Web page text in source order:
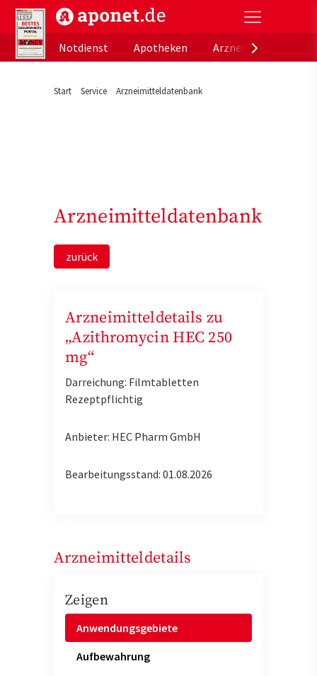
aponet.de - Das offizielle Gesundheitsportal der
Notdienst
Apotheken
Start Service Arzneimitteldatenbank
Arzneimitteldatenbank
zurück
Arzneimitteldetails zu
„Azithromycin HEC 250
mg“
Darreichung: Filmtabletten
Rezeptpflichtig
Anbieter: HEC Pharm GmbH
Bearbeitungsstand: 01.08.2026
Arzneimitteldetails
Zeigen
Anwendungsgebiete
Aufbewahrung